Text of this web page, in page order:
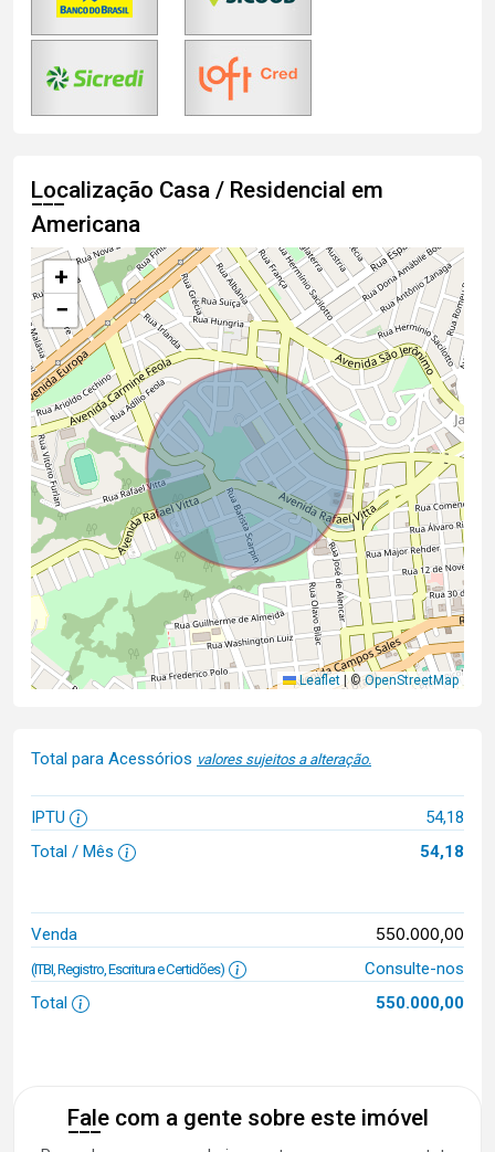
Localização Casa / Residencial em
Americana
+
−
Leaflet |©OpenStreetMap
Total para Acessórios valores sujeitos a alteração.
IPTU
54,18
Total / Mês
54,18
Venda 550.000,00
(ITBI, Registro, Escritura e Certidões)
Consulte-nos
Total
550.000,00
Fale com a gente sobre este imóvel